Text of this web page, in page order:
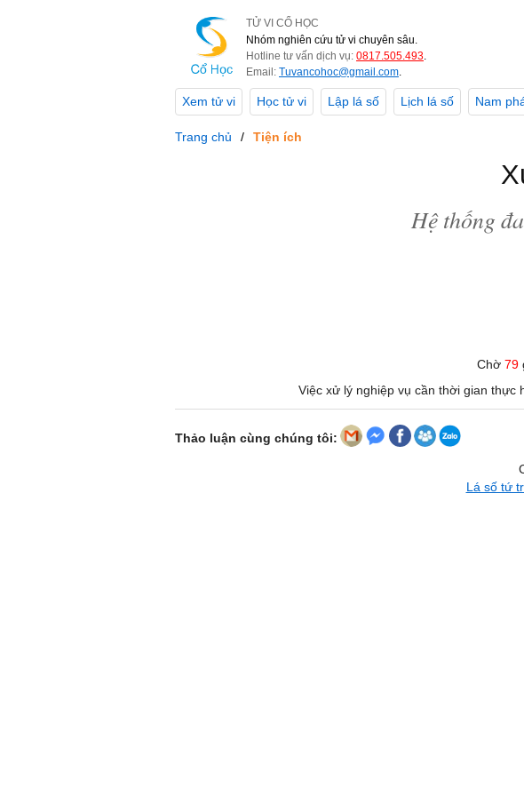
TỬ VI CỔ HỌC
Nhóm nghiên cứu tử vi chuyên sâu.
Hotline tư vấn dịch vụ: 0817.505.493.
Email: Tuvancohoc@gmail.com.
Xem tử vi Học tử vi Lập lá số Lịch lá số Nam
Trang chủ Tiện ích
Hệ thống
Chờ 79
Việc xử lý nghiệp vụ cần thời gian thực
Thảo luận cùng chúng tôi:
Lá số tứ